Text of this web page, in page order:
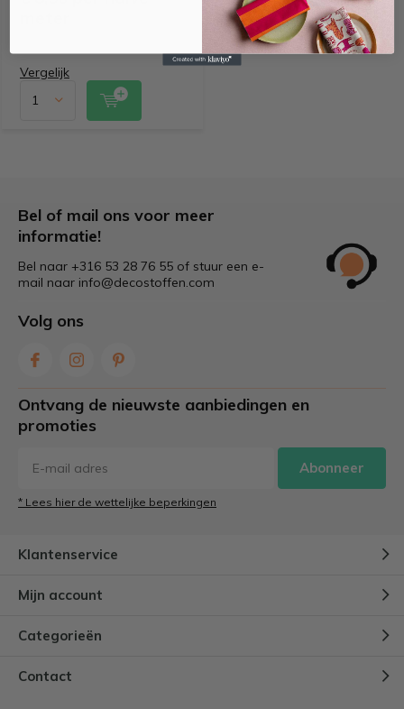
Vergelijk
Bel of mail ons voor meer
informatie!
Bel naar +316 53 28 76 55 of stuur een e-
mail naar info@decostoffen.com
Volg ons
Ontvang de nieuwste aanbiedingen en
promoties
Abonneer
* Lees hier de wettelijke beperkingen
Klantenservice
Mijn account
Categorieën
Contact